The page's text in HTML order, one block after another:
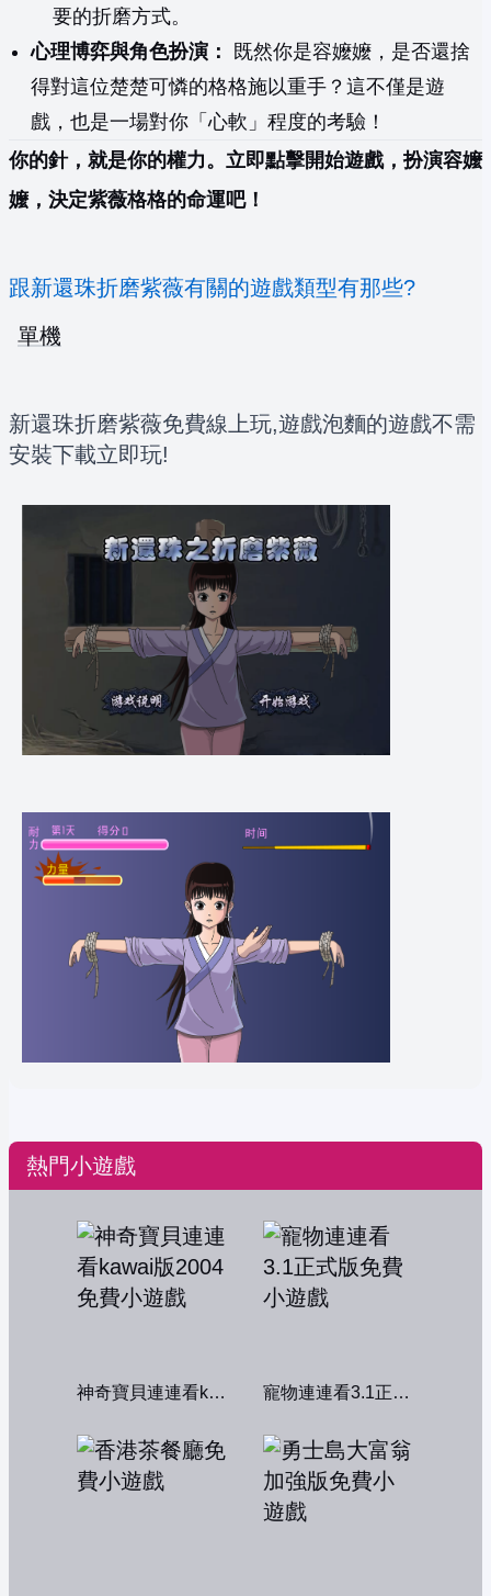
要的折磨方式。
心理博弈與角色扮演：
既然你是容嬤嬤，是否還捨
得對這位楚楚可憐的格格施以重手？這不僅是遊
戲，也是一場對你「心軟」程度的考驗！
你的針，就是你的權力。立即點擊開始遊戲，扮演容嬤
嬤，決定紫薇格格的命運吧！
跟新還珠折磨紫薇有關的遊戲類型有那些?
單機
新還珠折磨紫薇免費線上玩,遊戲泡麵的遊戲不需
安裝下載立即玩!
熱門小遊戲
神奇寶貝連連看kawai版2004 寵物連連看3.1正式版